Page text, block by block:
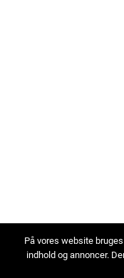
På vores website
indhold og annoncer.